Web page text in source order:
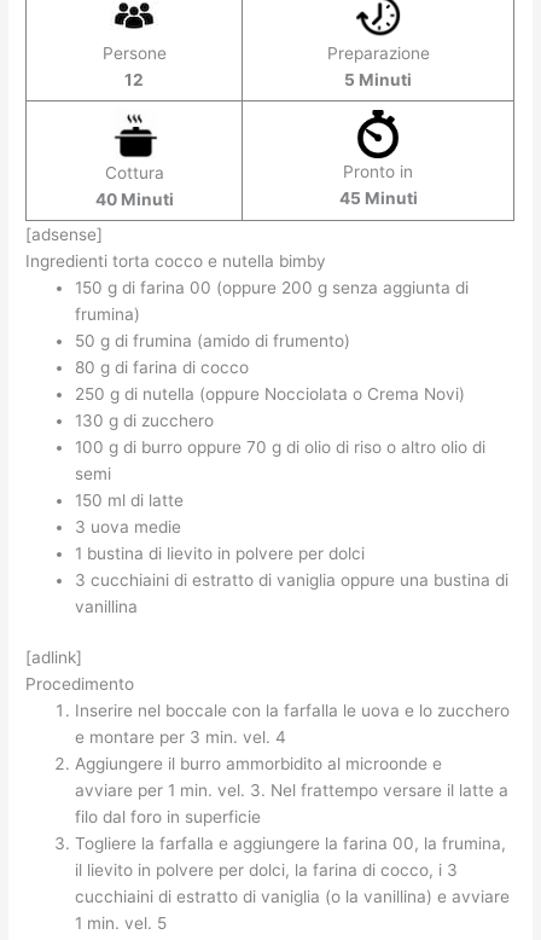
Persone
12
Preparazione
5 Minuti
Cottura
40 Minuti
Pronto in
45 Minuti
[adsense]
Ingredienti torta cocco e nutella bimby
150 g di farina 00 (oppure 200 g senza aggiunta di
frumina)
50 g di frumina (amido di frumento)
80 g di farina di cocco
250 g di nutella (oppure Nocciolata o Crema Novi)
130 g di zucchero
100 g di burro oppure 70 g di olio di riso o altro olio di
semi
150 ml di latte
3 uova medie
1 bustina di lievito in polvere per dolci
3 cucchiaini di estratto di vaniglia oppure una bustina di
vanillina
[adlink]
Procedimento
Inserire nel boccale con la farfalla le uova e lo zucchero
e montare per 3 min. vel. 4
Aggiungere il burro ammorbidito al microonde e
avviare per 1 min. vel. 3. Nel frattempo versare il latte a
filo dal foro in superficie
Togliere la farfalla e aggiungere la farina 00, la frumina,
il lievito in polvere per dolci, la farina di cocco, i 3
cucchiaini di estratto di vaniglia (o la vanillina) e avviare
1 min. vel. 5